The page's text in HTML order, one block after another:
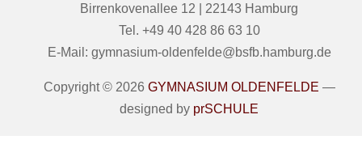
Birrenkovenallee 12 | 22143 Hamburg
Tel. +49 40 428 86 63 10
E-Mail: gymnasium-oldenfelde@bsfb.hamburg.de
Copyright © 2026 GYMNASIUM OLDENFELDE —
designed by prSCHULE